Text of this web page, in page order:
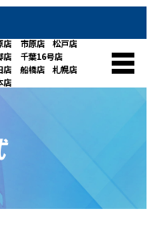
店 市原店
松戸店
店
千葉16号店
店
船橋店
札幌店
店